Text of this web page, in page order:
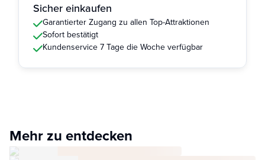
Sicher einkaufen
Garantierter Zugang zu allen Top-Attraktionen
Sofort bestätigt
Kundenservice 7 Tage die Woche verfügbar
Mehr zu entdecken